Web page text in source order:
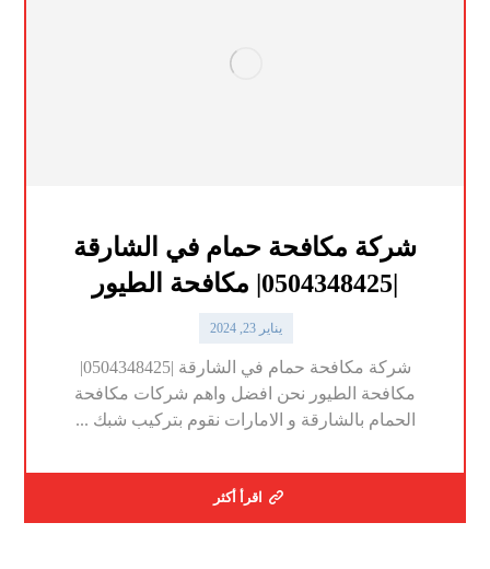
شركة مكافحة حمام في الشارقة
|0504348425| مكافحة الطيور
يناير 23, 2024
شركة مكافحة حمام في الشارقة |0504348425|
مكافحة الطيور نحن افضل واهم شركات مكافحة
الحمام بالشارقة و الامارات نقوم بتركيب شبك ...
اقرأ أكثر